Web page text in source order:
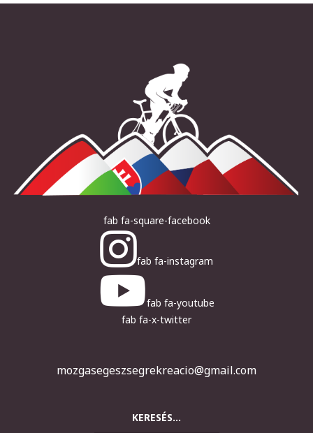
fab fa-square-facebook
fab fa-instagram
fab fa-youtube
fab fa-x-twitter
mozgasegeszsegrekreacio@gmail.com
KERESÉS...